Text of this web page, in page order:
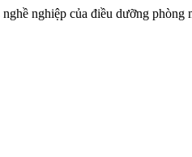
nghiệp của điều dưỡng